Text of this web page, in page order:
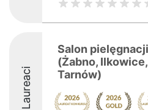
Laureaci
Salon
(Żabno,
Tarnów)